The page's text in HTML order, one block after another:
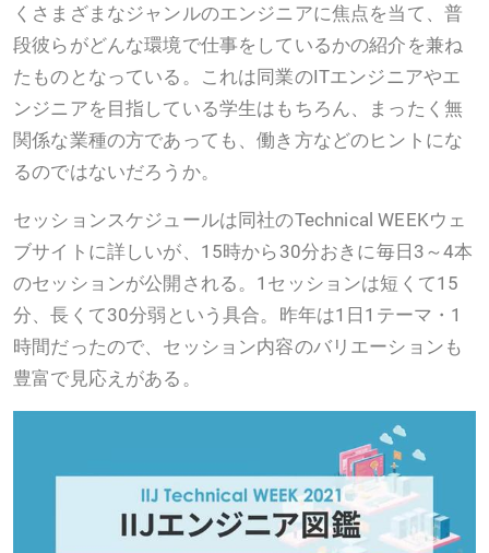
くさまざまなジャンルのエンジニアに焦点を当て、普
段彼らがどんな環境で仕事をしているかの紹介を兼ね
たものとなっている。これは同業のITエンジニアやエ
ンジニアを目指している学生はもちろん、まったく無
関係な業種の方であっても、働き方などのヒントにな
るのではないだろうか。
セッションスケジュールは同社のTechnical WEEKウェ
ブサイトに詳しいが、15時から30分おきに毎日3～4本
のセッションが公開される。1セッションは短くて15
分、長くて30分弱という具合。昨年は1日1テーマ・1
時間だったので、セッション内容のバリエーションも
豊富で見応えがある。